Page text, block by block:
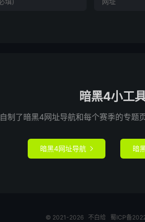
暗黑4小工
自制了暗黑4网址导航和每个赛季的专题
暗黑4网址导航  暗
© 2021-2026 不白给 蜀ICP备